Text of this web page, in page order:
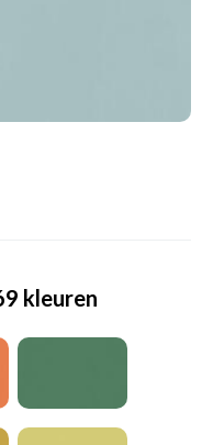
kleuren